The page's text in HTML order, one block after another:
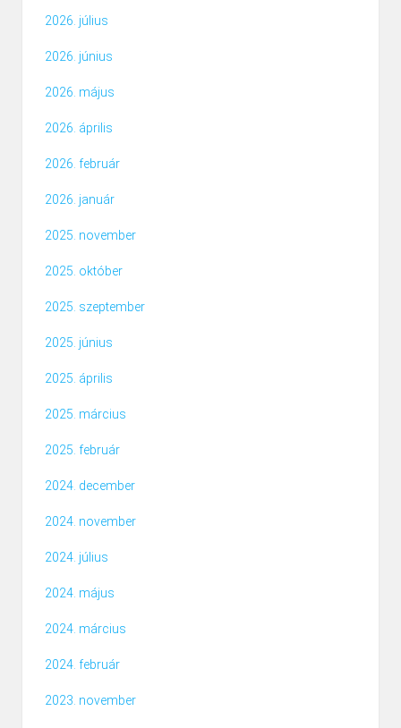
2026. július
2026. június
2026. május
2026. április
2026. február
2026. január
2025. november
2025. október
2025. szeptember
2025. június
2025. április
2025. március
2025. február
2024. december
2024. november
2024. július
2024. május
2024. március
2024. február
2023. november